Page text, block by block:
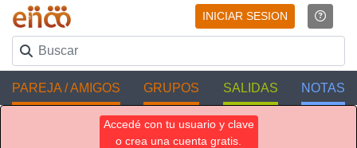
INICIAR SESION
PAREJA / AMIGOS GRUPOS SALIDAS NOTAS
Accedé con tu usuario y clave
o crea una cuenta gratis.